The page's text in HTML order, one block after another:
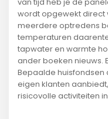
wordt opgewekt direct
meerdere optredens
temperaturen
tapwater en warmte
ander boeken nieuws.
Bepaalde huisfondsen
eigen klanten
risicovolle activiteiten